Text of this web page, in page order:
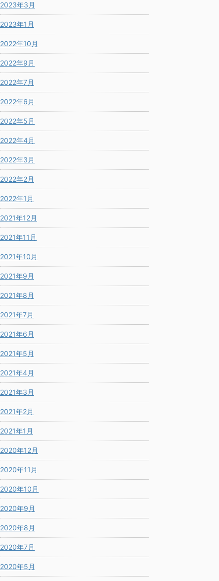
2023年3月
2023年1月
2022年10月
2022年9月
2022年7月
2022年6月
2022年5月
2022年4月
2022年3月
2022年2月
2022年1月
2021年12月
2021年11月
2021年10月
2021年9月
2021年8月
2021年7月
2021年6月
2021年5月
2021年4月
2021年3月
2021年2月
2021年1月
2020年12月
2020年11月
2020年10月
2020年9月
2020年8月
2020年7月
2020年5月